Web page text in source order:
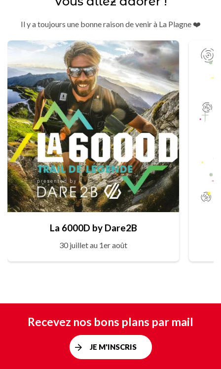
Il y a toujours une bonne raison de venir à La Plagne ❤️
La 6000D by Dare2B
30 juillet au 1er août
Recevez nos bons plans par mail
JE M'INSCRIS